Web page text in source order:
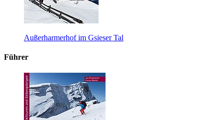
Außerharmerhof im Gsieser Tal
Führer